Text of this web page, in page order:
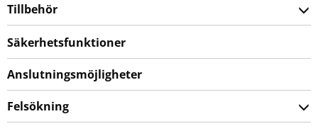
Tillbehör
Säkerhetsfunktioner
Anslutningsmöjligheter
Felsökning